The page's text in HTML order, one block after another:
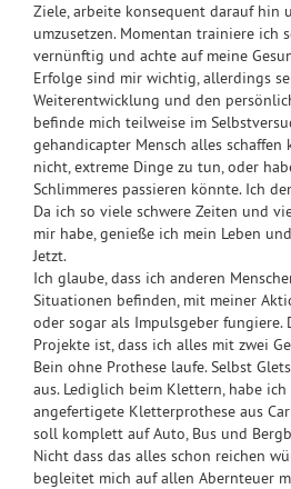
Ziele, arbeite konsequent darauf hin
umzusetzen. Momentan trainiere ich
vernünftig und achte auf meine
Erfolge sind mir wichtig, allerdings
Weiterentwicklung und den
befinde mich teilweise im
gehandicapter Mensch alles schaffen
nicht, extreme Dinge zu tun, oder
Schlimmeres passieren könnte. Ich
Da ich so viele schwere Zeiten und
mir habe, genieße ich mein Leben
Jetzt.
Ich glaube, dass ich anderen
Situationen befinden, mit meiner
oder sogar als Impulsgeber fungiere.
Projekte ist, dass ich alles mit zwei
Bein ohne Prothese laufe. Selbst
aus. Lediglich beim Klettern, habe
angefertigete Kletterprothese aus
soll komplett auf Auto, Bus und
Nicht dass das alles schon reichen
begleitet mich auf allen Abernteuer